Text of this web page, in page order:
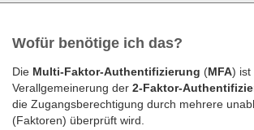
Wofür benötige ich das?
Die Multi-Faktor-Authentifizierung (MFA) ist
Verallgemeinerung der 2-Faktor-
die Zugangsberechtigung durch mehrere
(Faktoren) überprüft wird.